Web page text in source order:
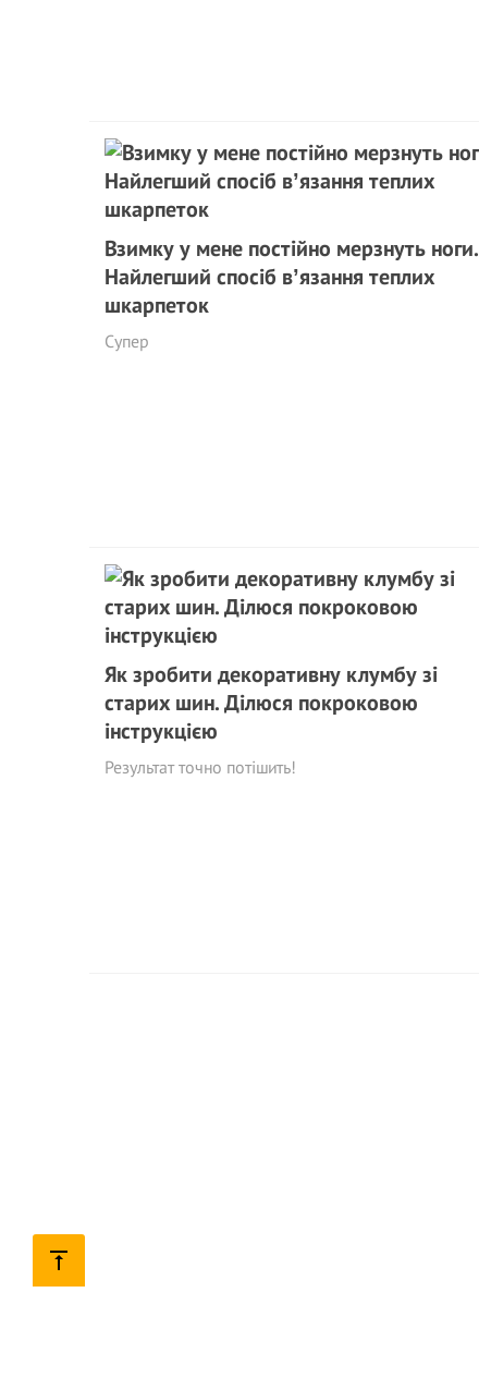
Взимку у мене постійно мерзнуть ноги.
Найлегший спосіб вʼязання теплих
шкарпеток
Супер
Як зробити декоративну клумбу зі
старих шин. Ділюся покроковою
інструкцією
Результат точно потішить!